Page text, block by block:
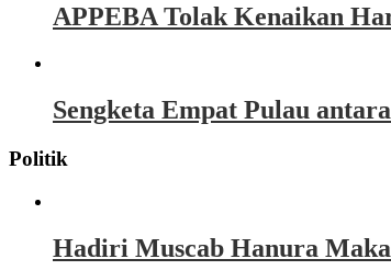
APPEBA Tolak Kenaikan
Sengketa Empat Pulau
Politik
Hadiri Muscab Hanura